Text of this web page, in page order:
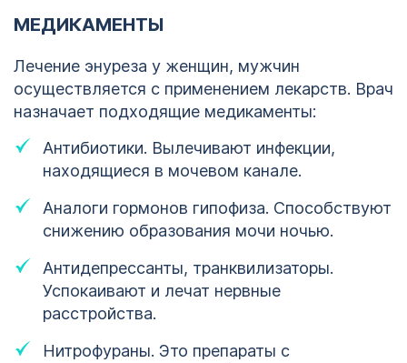
МЕДИКАМЕНТЫ
Лечение энуреза у женщин, мужчин
осуществляется с применением лекарств. Врач
назначает подходящие медикаменты:
Антибиотики. Вылечивают инфекции,
находящиеся в мочевом канале.
Аналоги гормонов гипофиза. Способствуют
снижению образования мочи ночью.
Антидепрессанты, транквилизаторы.
Успокаивают и лечат нервные
расстройства.
Нитрофураны. Это препараты с